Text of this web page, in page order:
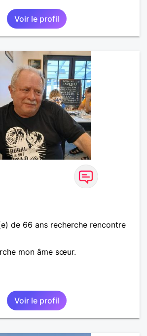
Voir le profil
de 66 ans recherche rencontre
mon âme sœur.
Voir le profil